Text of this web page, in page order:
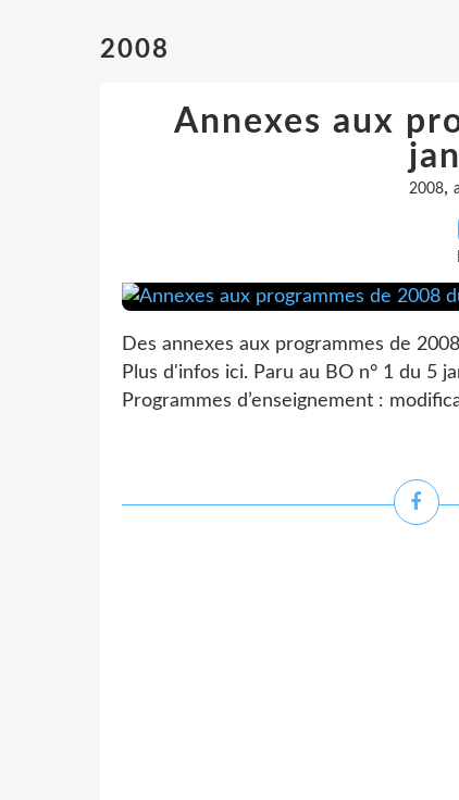
2008
Annexes aux
2008,
Des annexes aux programmes de
Plus d'infos ici. Paru au BO n° 1 du 5
Programmes d’enseignement :